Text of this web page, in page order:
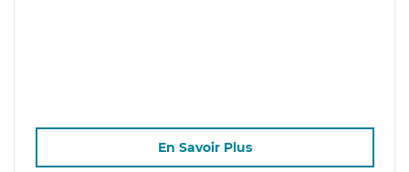
En Savoir Plus